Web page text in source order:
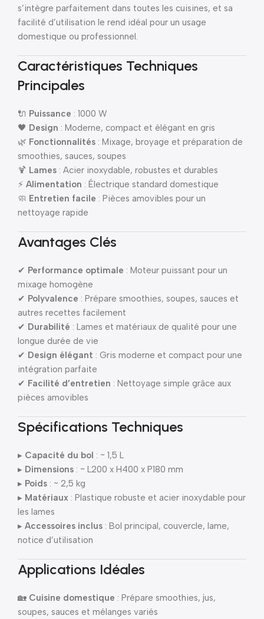
s’intègre parfaitement dans toutes les cuisines, et sa
facilité d’utilisation le rend idéal pour un usage
domestique ou professionnel.
Caractéristiques Techniques
Principales
🔌 Puissance : 1000 W
🖤 Design : Moderne, compact et élégant en gris
🌿 Fonctionnalités : Mixage, broyage et préparation de
smoothies, sauces, soupes
🍹 Lames : Acier inoxydable, robustes et durables
⚡ Alimentation : Électrique standard domestique
🧼 Entretien facile : Pièces amovibles pour un
nettoyage rapide
Avantages Clés
✔ Performance optimale : Moteur puissant pour un
mixage homogène
✔ Polyvalence : Prépare smoothies, soupes, sauces et
autres recettes facilement
✔ Durabilité : Lames et matériaux de qualité pour une
longue durée de vie
✔ Design élégant : Gris moderne et compact pour une
intégration parfaite
✔ Facilité d’entretien : Nettoyage simple grâce aux
pièces amovibles
Spécifications Techniques
▸ Capacité du bol : ~ 1,5 L
▸ Dimensions : ~ L200 x H400 x P180 mm
▸ Poids : ~ 2,5 kg
▸ Matériaux : Plastique robuste et acier inoxydable pour
les lames
▸ Accessoires inclus : Bol principal, couvercle, lame,
notice d’utilisation
Applications Idéales
🏡 Cuisine domestique : Prépare smoothies, jus,
soupes, sauces et mélanges variés